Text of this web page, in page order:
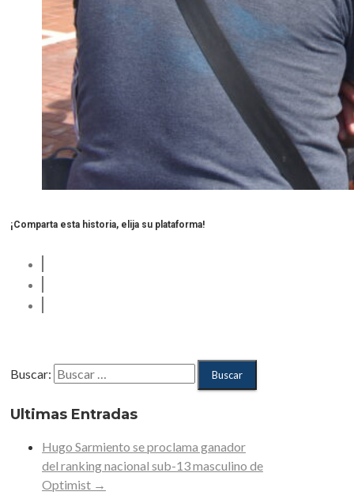
¡Comparta esta historia, elija su plataforma!
Buscar:
Ultimas Entradas
Hugo Sarmiento se proclama ganador
del ranking nacional sub-13 masculino de
Optimist →